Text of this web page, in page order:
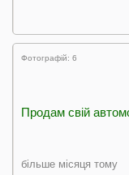
Фотографій: 6
Продам свій
більше місяця тому